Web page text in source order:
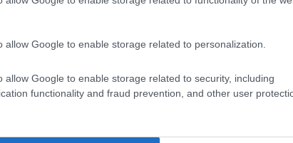
allow Google to enable storage related to personalization.
allow Google to enable storage related to security, including
functionality and fraud prevention, and other user
készül.
ecettel, olajjal, hagymával,
vagy a lassú tűzhelyen. Nemcsak